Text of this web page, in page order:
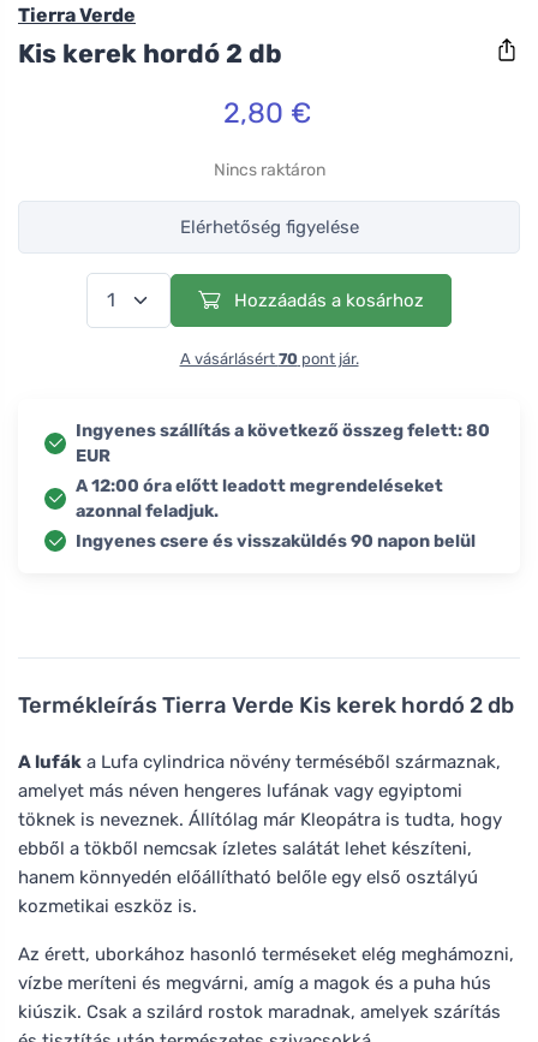
Termékleírás Tierra Verde Kis kerek hordó 2 db
A lufák a Lufa cylindrica növény terméséből származnak,
amelyet más néven hengeres lufának vagy egyiptomi
töknek is neveznek. Állítólag már Kleopátra is tudta, hogy
ebből a tökből nemcsak ízletes salátát lehet készíteni,
hanem könnyedén előállítható belőle egy első osztályú
kozmetikai eszköz is.
Az érett, uborkához hasonló terméseket elég meghámozni,
vízbe meríteni és megvárni, amíg a magok és a puha hús
kiúszik. Csak a szilárd rostok maradnak, amelyek szárítás
Tierra Verde
Kis kerek hordó 2 db
2,80 €
Nincs raktáron
Elérhetőség figyelése
Hozzáadás a kosárhoz
A vásárlásért 70pont jár.
Ingyenes szállítás a következő összeg felett: 80
EUR
A 12:00 óra előtt leadott megrendeléseket
azonnal feladjuk.
Ingyenes csere és visszaküldés 90 napon belül